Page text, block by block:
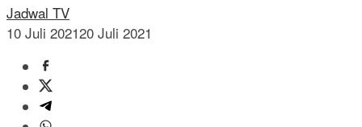
Jadwal TV
10 Juli 202120 Juli 2021